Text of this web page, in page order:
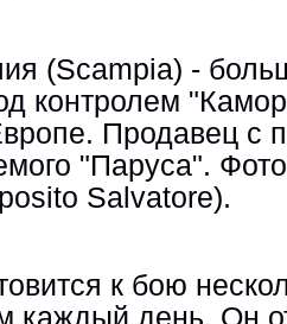
(Scampia) -
контролем
Продавец с
"Паруса".
Salvatore).
к бою
каждый день. Он